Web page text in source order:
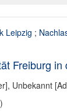
Leipzig ;
Freiburg in
, Unbekannt